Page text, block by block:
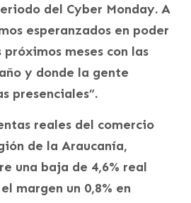
del Cyber Monday. A
esperanzados en poder
meses con las
y donde la gente
presenciales”.
reales del comercio
de la Araucanía,
una baja de 4,6% real
margen un 0,8% en